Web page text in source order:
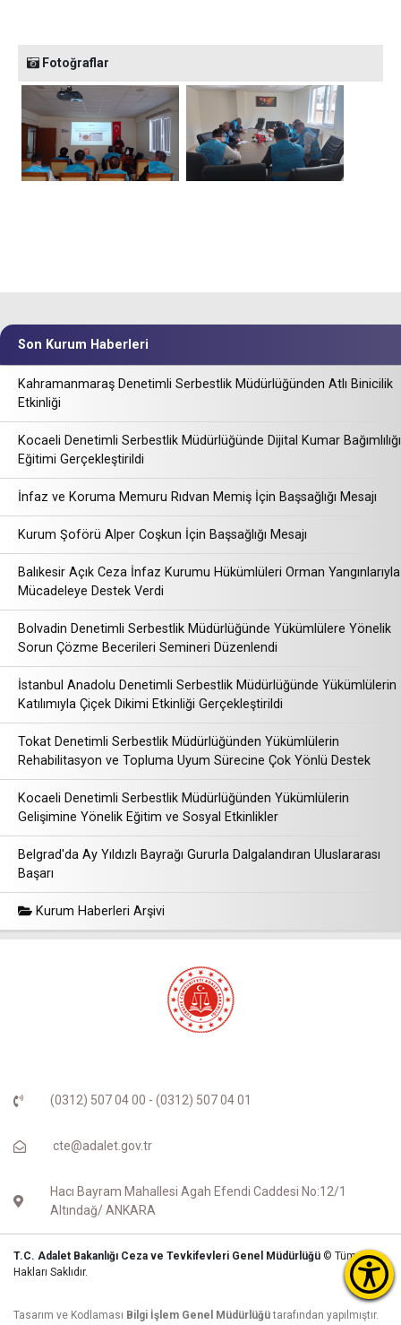
Fotoğraflar
Son Kurum Haberleri
Kahramanmaraş Denetimli Serbestlik Müdürlüğünden Atlı Binicilik
Etkinliği
Kocaeli Denetimli Serbestlik Müdürlüğünde Dijital Kumar Bağımlılığı
Eğitimi Gerçekleştirildi
İnfaz ve Koruma Memuru Rıdvan Memiş İçin Başsağlığı Mesajı
Kurum Şoförü Alper Coşkun İçin Başsağlığı Mesajı
Balıkesir Açık Ceza İnfaz Kurumu Hükümlüleri Orman Yangınlarıyla
Mücadeleye Destek Verdi
Bolvadin Denetimli Serbestlik Müdürlüğünde Yükümlülere Yönelik
Sorun Çözme Becerileri Semineri Düzenlendi
İstanbul Anadolu Denetimli Serbestlik Müdürlüğünde Yükümlülerin
Katılımıyla Çiçek Dikimi Etkinliği Gerçekleştirildi
Tokat Denetimli Serbestlik Müdürlüğünden Yükümlülerin
Rehabilitasyon ve Topluma Uyum Sürecine Çok Yönlü Destek
Kocaeli Denetimli Serbestlik Müdürlüğünden Yükümlülerin
Gelişimine Yönelik Eğitim ve Sosyal Etkinlikler
Belgrad'da Ay Yıldızlı Bayrağı Gururla Dalgalandıran Uluslararası
Başarı
Kurum Haberleri Arşivi
(0312) 507 04 00 - (0312) 507 04 01
cte@adalet.gov.tr
Hacı Bayram Mahallesi Agah Efendi Caddesi No:12/1
Altındağ/ ANKARA
T.C. Adalet Bakanlığı Ceza ve Tevkifevleri Genel Müdürlüğü © Tüm
Hakları Saklıdır.
Tasarım ve Kodlaması Bilgi İşlem Genel Müdürlüğütarafından yapılmıştır.